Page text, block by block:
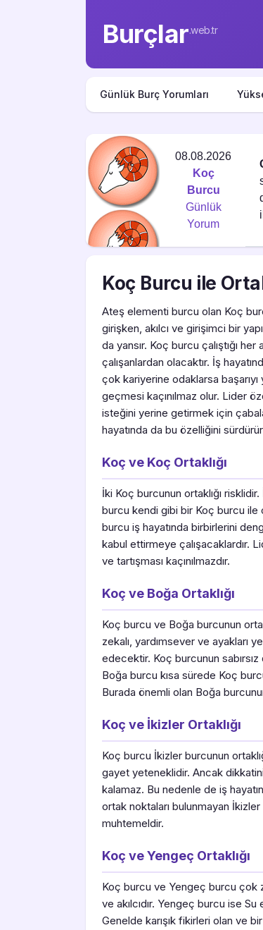
Burçlar.web.tr
Günlük Burç Yorumları
08.08.2026
Koç
Burcu
Günlük
Yorum
Koç Burcu ile
Ateş elementi burcu olan Koç
girişken, akılcı ve girişimci bir
da yansır. Koç burcu çalıştığı
çalışanlardan olacaktır. İş
çok kariyerine odaklarsa
geçmesi kaçınılmaz olur. Lider
isteğini yerine getirmek için
hayatında da bu özelliğini
Koç ve Koç Ortaklığı
İki Koç burcunun ortaklığı
burcu kendi gibi bir Koç burcu ile
burcu iş hayatında birbirlerini
kabul ettirmeye çalışacaklardır.
ve tartışması kaçınılmazdır.
Koç ve Boğa Ortaklığı
Koç burcu ve Boğa burcunun
zekalı, yardımsever ve ayakları
edecektir. Koç burcunun sabırsız
Boğa burcu kısa sürede Koç
Burada önemli olan Boğa
Koç ve İkizler Ortaklığı
Koç burcu İkizler burcunun
gayet yeteneklidir. Ancak
kalamaz. Bu nedenle de iş
ortak noktaları bulunmayan
muhtemeldir.
Koç ve Yengeç Ortaklığı
Koç burcu ve Yengeç burcu çok
ve akılcıdır. Yengeç burcu ise
Genelde karışık fikirleri olan ve